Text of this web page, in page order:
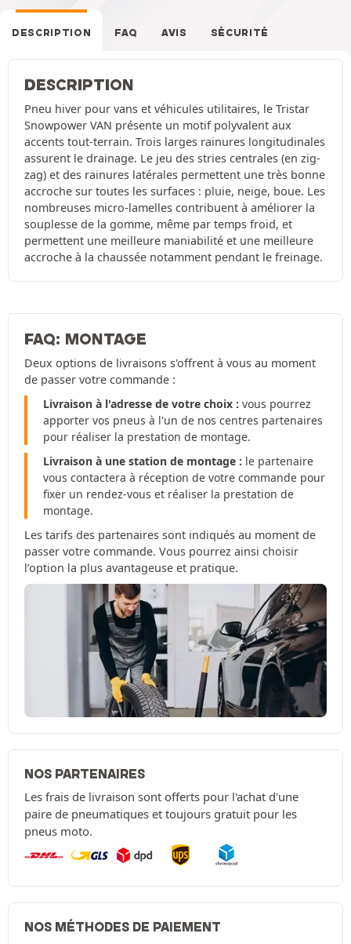
DESCRIPTION FAQ AVIS SÉCURITÉ
DESCRIPTION
Pneu hiver pour vans et véhicules utilitaires, le Tristar
Snowpower VAN présente un motif polyvalent aux
accents tout-terrain. Trois larges rainures longitudinales
assurent le drainage. Le jeu des stries centrales (en zig-
zag) et des rainures latérales permettent une très bonne
accroche sur toutes les surfaces : pluie, neige, boue. Les
nombreuses micro-lamelles contribuent à améliorer la
souplesse de la gomme, même par temps froid, et
permettent une meilleure maniabilité et une meilleure
accroche à la chaussée notamment pendant le freinage.
FAQ: MONTAGE
Deux options de livraisons s'offrent à vous au moment
de passer votre commande :
Livraison à l'adresse de votre choix : vous pourrez
apporter vos pneus à l'un de nos centres partenaires
pour réaliser la prestation de montage.
Livraison à une station de montage : le partenaire
vous contactera à réception de votre commande pour
fixer un rendez-vous et réaliser la prestation de
montage.
Les tarifs des partenaires sont indiqués au moment de
passer votre commande. Vous pourrez ainsi choisir
l’option la plus avantageuse et pratique.
NOS PARTENAIRES
Les frais de livraison sont offerts pour l'achat d'une
paire de pneumatiques et toujours gratuit pour les
pneus moto.
NOS MÉTHODES DE PAIEMENT